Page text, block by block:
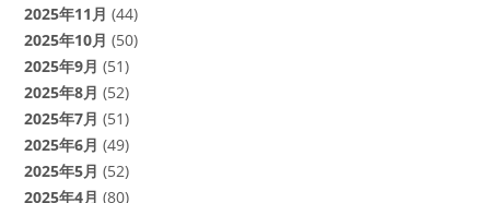
2025年11月 (44)
2025年10月 (50)
2025年9月 (51)
2025年8月 (52)
2025年7月 (51)
2025年6月 (49)
2025年5月 (52)
2025年4月 (80)